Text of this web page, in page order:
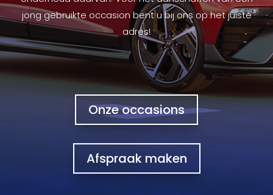
jong gebruikte occasion bent u bij ons op het juiste
adres!
Onze occasions
Afspraak maken